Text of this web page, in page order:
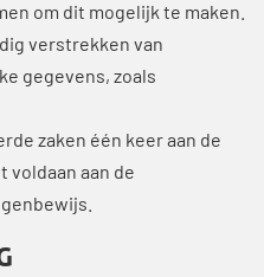
om dit mogelijk te maken.
verstrekken van
gegevens, zoals
zaken één keer aan de
voldaan aan de